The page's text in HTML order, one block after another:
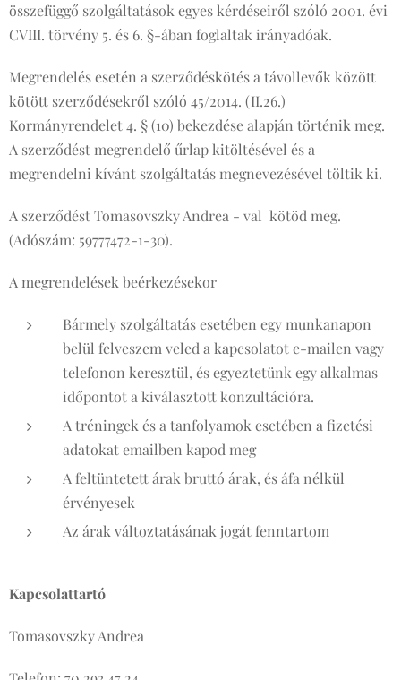
összefüggő szolgáltatások egyes kérdéseiről szóló 2001. évi
CVIII. törvény 5. és 6. §-ában foglaltak irányadóak.
Megrendelés esetén a szerződéskötés a távollevők között
kötött szerződésekről szóló 45/2014. (II.26.)
Kormányrendelet 4. § (10) bekezdése alapján történik meg.
A szerződést megrendelő űrlap kitöltésével és a
megrendelni kívánt szolgáltatás megnevezésével töltik ki.
A szerződést Tomasovszky Andrea - val kötöd meg.
(Adószám: 59777472-1-30).
A megrendelések beérkezésekor
Bármely szolgáltatás esetében egy munkanapon
belül felveszem veled a kapcsolatot e-mailen vagy
telefonon keresztül, és egyeztetünk egy alkalmas
időpontot a kiválasztott konzultációra.
A tréningek és a tanfolyamok esetében a fizetési
adatokat emailben kapod meg
A feltüntetett árak bruttó árak, és áfa nélkül
érvényesek
Az árak változtatásának jogát fenntartom
Kapcsolattartó
Tomasovszky Andrea